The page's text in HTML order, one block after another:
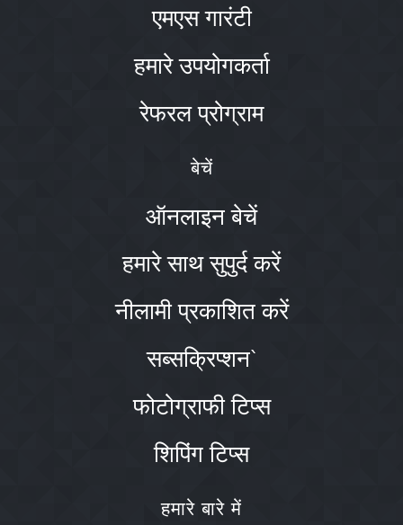
एमएस गारंटी
हमारे उपयोगकर्ता
रेफरल प्रोग्राम
बेचें
ऑनलाइन बेचें
हमारे साथ सुपुर्द करें
नीलामी प्रकाशित करें
सब्सक्रिप्शन`
फोटोग्राफी टिप्स
शिपिंग टिप्स
हमारे बारे में